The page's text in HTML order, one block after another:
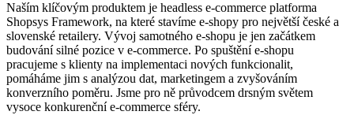
Naším klíčovým produktem je headless e-commerce platforma
Shopsys Framework, na které stavíme e-shopy pro největší české a
slovenské retailery. Vývoj samotného e-shopu je jen začátkem
budování silné pozice v e-commerce. Po spuštění e-shopu
pracujeme s klienty na implementaci nových funkcionalit,
pomáháme jim s analýzou dat, marketingem a zvyšováním
konverzního poměru. Jsme pro ně průvodcem drsným světem
vysoce konkurenční e-commerce sféry.